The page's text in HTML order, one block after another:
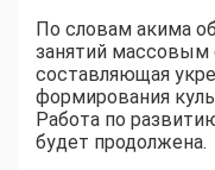
По словам акима
занятий массовым
составляющая
формирования
Работа по
будет продолжена.